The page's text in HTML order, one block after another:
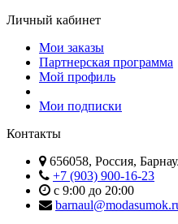
Личный кабинет
Мои заказы
Партнерская программа
Мой профиль
Мои подписки
Контакты
656058, Россия,
+7 (903) 900-16-23
с 9:00 до 20:00